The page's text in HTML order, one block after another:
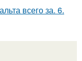
всего за. 6.